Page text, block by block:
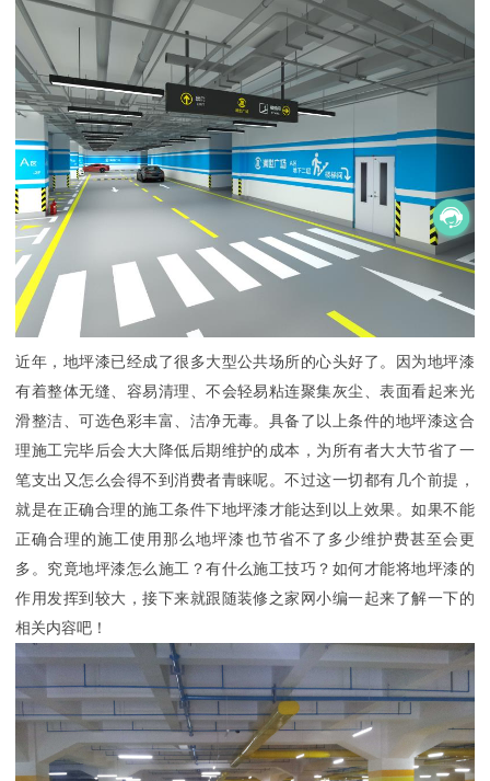
近年，地坪漆已经成了很多大型公共场所的心头好了。因为地坪漆
有着整体无缝、容易清理、不会轻易粘连聚集灰尘、表面看起来光
滑整洁、可选色彩丰富、洁净无毒。具备了以上条件的地坪漆这合
理施工完毕后会大大降低后期维护的成本，为所有者大大节省了一
笔支出又怎么会得不到消费者青睐呢。不过这一切都有几个前提，
就是在正确合理的施工条件下地坪漆才能达到以上效果。如果不能
正确合理的施工使用那么地坪漆也节省不了多少维护费甚至会更
多。究竟地坪漆怎么施工？有什么施工技巧？如何才能将地坪漆的
作用发挥到较大，接下来就跟随装修之家网小编一起来了解一下的
相关内容吧！